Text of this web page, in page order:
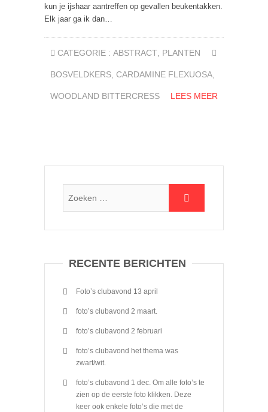
kun je ijshaar aantreffen op gevallen beukentakken.
Elk jaar ga ik dan…
CATEGORIE : ABSTRACT PLANTEN
BOSVELDKERS CARDAMINE FLEXUOSA
WOODLAND BITTERCRESS LEES MEER
RECENTE BERICHTEN
Foto’s clubavond 13 april
foto’s clubavond 2 maart.
foto’s clubavond 2 februari
foto’s clubavond het thema was
zwart/wit.
foto’s clubavond 1 dec. Om alle foto’s te
zien op de eerste foto klikken. Deze
keer ook enkele foto’s die met de